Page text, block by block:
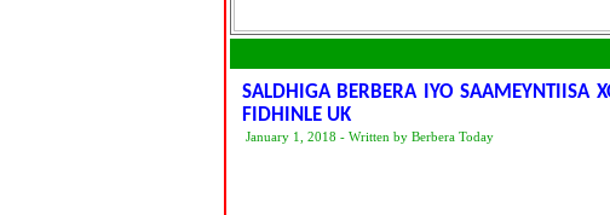
SALDHIGA BERBERA IYO SAAMEYNTIISA
FIDHINLE UK
January 1, 2018 - Written by Berbera Today